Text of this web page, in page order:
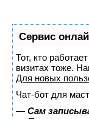
Сервис
Тот, кто
визитах тоже.
Для новых
Чат-бот для
— Сам